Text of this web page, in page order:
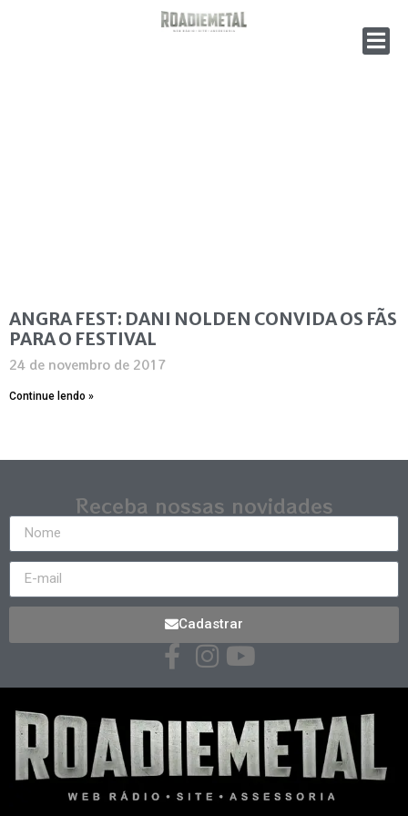
ANGRA FEST: DANI NOLDEN CONVIDA OS FÃS
PARA O FESTIVAL
24 de novembro de 2017
Continue lendo »
Receba nossas novidades
Cadastrar